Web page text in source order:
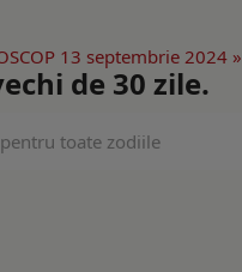
13 septembrie 2024 »
de 30 zile.
toate zodiile